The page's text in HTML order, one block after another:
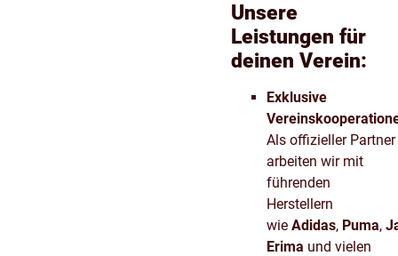
Unsere
Leistungen für
deinen Verein:
Exklusive
Als offizieller Partner
arbeiten wir mit
führenden
Herstellern
wie Adidas, Puma,
Erima und vielen